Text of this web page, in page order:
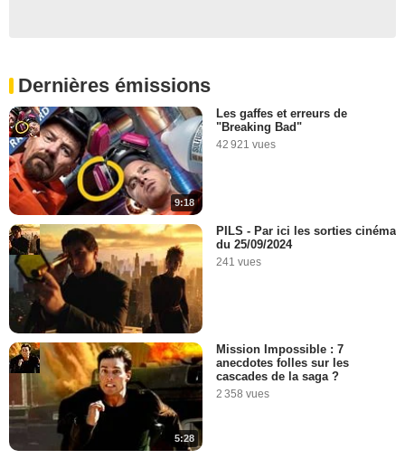
Dernières émissions
9:18
Les gaffes et erreurs de
"Breaking Bad"
42 921 vues
PILS - Par ici les sorties cinéma
du 25/09/2024
241 vues
5:28
Mission Impossible : 7
anecdotes folles sur les
cascades de la saga ?
2 358 vues